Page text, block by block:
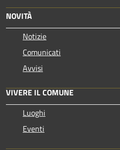
NOVITÀ
Notizie
Comunicati
Avvisi
VIVERE IL COMUNE
Luoghi
Eventi